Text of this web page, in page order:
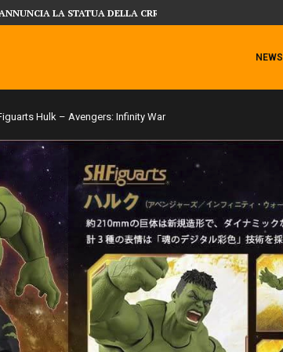
LA STATUA DELLA CRRATURA DELLA LAGUNA...
NEWS
Hulk – Avengers: Infinity War